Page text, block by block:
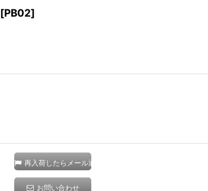
[PB02]
再入荷したらメール通知
お問い合わせ